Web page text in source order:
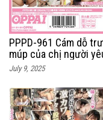
PPPD-961 Cám dỗ
múp của chị người
July 9, 2025